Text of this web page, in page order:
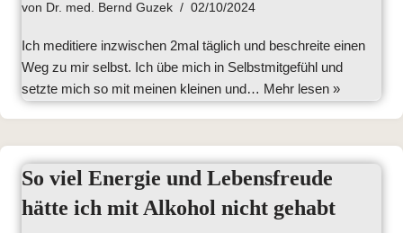
von Dr. med. Bernd Guzek 02/10/2024
Ich meditiere inzwischen 2mal täglich und beschreite einen
Weg zu mir selbst. Ich übe mich in Selbstmitgefühl und
setzte mich so mit meinen kleinen und… Mehr lesen »
So viel Energie und Lebensfreude
hätte ich mit Alkohol nicht gehabt